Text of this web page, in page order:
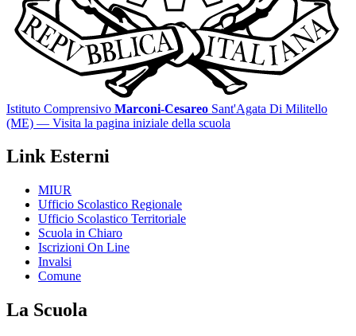
Istituto Comprensivo Marconi-Cesareo Sant'Agata Di Militello
(ME) — Visita la pagina iniziale della scuola
Link Esterni
MIUR
Ufficio Scolastico Regionale
Ufficio Scolastico Territoriale
Scuola in Chiaro
Iscrizioni On Line
Invalsi
Comune
La Scuola